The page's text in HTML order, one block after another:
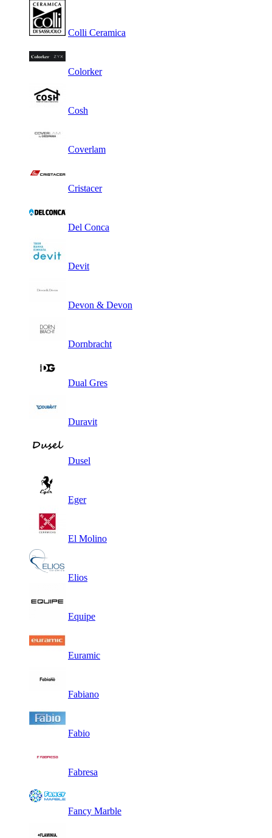
Colli Ceramica
Colorker
Cosh
Coverlam
Cristacer
Del Conca
Devit
Devon & Devon
Dornbracht
Dual Gres
Duravit
Dusel
Eger
El Molino
Elios
Equipe
Euramic
Fabiano
Fabio
Fabresa
Fancy Marble